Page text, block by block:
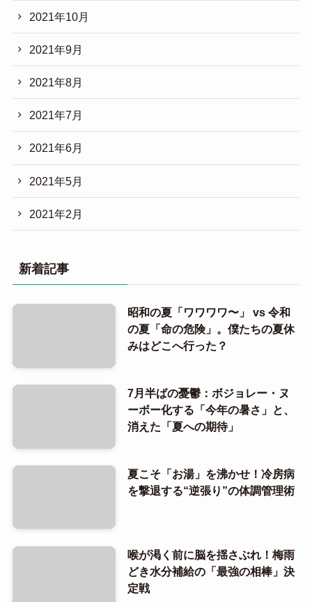
2021年10月
2021年9月
2021年8月
2021年7月
2021年6月
2021年5月
2021年2月
新着記事
昭和の夏「ワワワワ〜」 vs 令和
の夏「命の危険」。僕たちの夏休
みはどこへ行った？
7月半ばの憂鬱：ボジョレー・ヌ
ーボー化する「今年の暑さ」と、
消えた「夏への期待」
夏こそ「お湯」を沸かせ！冷房病
を撃退する“逆張り”の体調管理術
喉が渇く前に脳を揺さぶれ！梅雨
どき水分補給の「最強の相棒」決
定戦